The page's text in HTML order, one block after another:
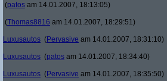
(patos am 14.01.2007, 18:13:05)
(Thomas8816 am 14.01.2007, 18:29:51)
Luxusautos (Pervasive am 14.01.2007, 18:31:10)
Luxusautos (patos am 14.01.2007, 18:34:40)
Luxusautos (Pervasive am 14.01.2007, 18:35:50)